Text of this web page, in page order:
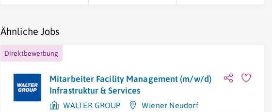
Ähnliche Jobs
Direktbewerbung
Mitarbeiter Facility Management (m/w/d)
Infrastruktur & Services
WALTER GROUP Wiener Neudorf